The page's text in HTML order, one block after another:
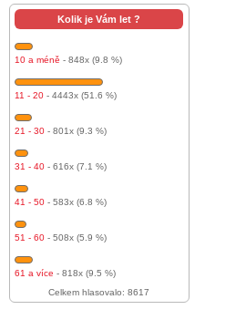
Kolik je Vám let ?
10 a méně - 848x (9.8 %)
11 - 20 - 4443x (51.6 %)
21 - 30 - 801x (9.3 %)
31 - 40 - 616x (7.1 %)
41 - 50 - 583x (6.8 %)
51 - 60 - 508x (5.9 %)
61 a více - 818x (9.5 %)
Celkem hlasovalo: 8617